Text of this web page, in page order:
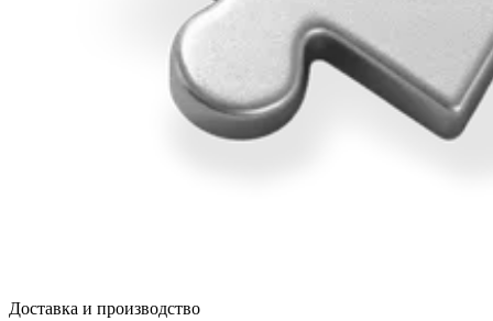
Доставка и производство